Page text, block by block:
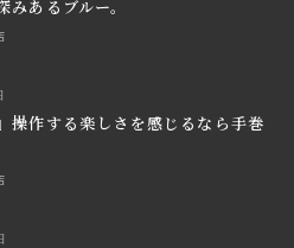
みあるブルー。
操作する楽しさを感じるなら手巻